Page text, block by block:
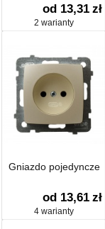
od 13,31 zł
2 warianty
Gniazdo pojedyncze
od 13,61 zł
4 warianty